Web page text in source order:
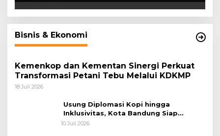
Bisnis & Ekonomi
Kemenkop dan Kementan Sinergi Perkuat
Transformasi Petani Tebu Melalui KDKMP
18 Juli 2026
Usung Diplomasi Kopi hingga
Inklusivitas, Kota Bandung Siap
Sambut 25 Duta Besar di Festival Asia
10 Juli 2026